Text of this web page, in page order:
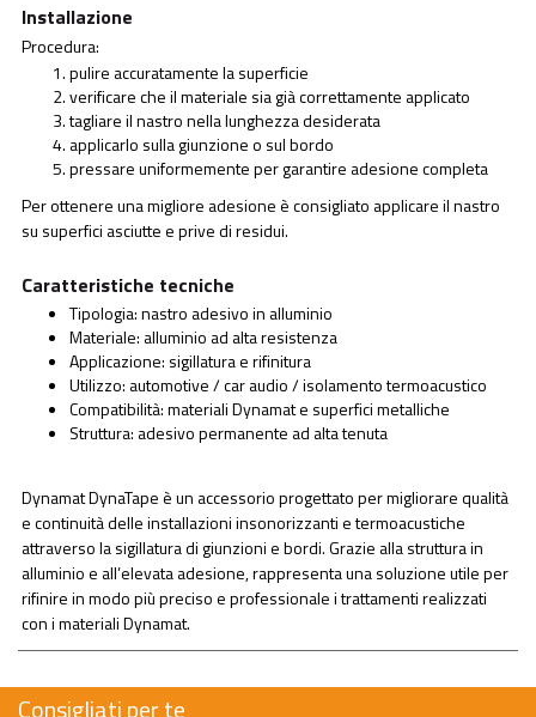
Installazione
Procedura:
pulire accuratamente la superficie
verificare che il materiale sia già correttamente applicato
tagliare il nastro nella lunghezza desiderata
applicarlo sulla giunzione o sul bordo
pressare uniformemente per garantire adesione completa
Per ottenere una migliore adesione è consigliato applicare il nastro
su superfici asciutte e prive di residui.
Caratteristiche tecniche
Tipologia: nastro adesivo in alluminio
Materiale: alluminio ad alta resistenza
Applicazione: sigillatura e rifinitura
Utilizzo: automotive / car audio / isolamento termoacustico
Compatibilità: materiali Dynamat e superfici metalliche
Struttura: adesivo permanente ad alta tenuta
Dynamat DynaTape è un accessorio progettato per migliorare qualità
e continuità delle installazioni insonorizzanti e termoacustiche
attraverso la sigillatura di giunzioni e bordi. Grazie alla struttura in
alluminio e all’elevata adesione, rappresenta una soluzione utile per
rifinire in modo più preciso e professionale i trattamenti realizzati
con i materiali Dynamat.
Consigliati per te